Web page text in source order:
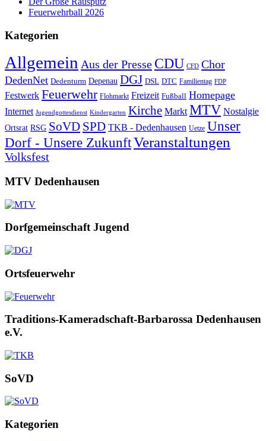
Feuerwehrball 2026
Kategorien
Allgemein Aus der Presse CDU CFD Chor
DedenNet Dedenturm Depenau DGJ DSL DTC Familientag FDP
Festwerk Feuerwehr Flohmarkt Freizeit Fußball Homepage
Internet Jugendgottesdienst Kindergarten Kirche Markt MTV Nostalgie
Ortsrat RSG SoVD SPD TKB - Dedenhausen Uetze Unser
Dorf - Unsere ZukunftVeranstaltungen
Volksfest
MTV Dedenhausen
Dorfgemeinschaft Jugend
Ortsfeuerwehr
Traditions-Kameradschaft-Barbarossa Dedenhausen
e.V.
SoVD
Kategorien